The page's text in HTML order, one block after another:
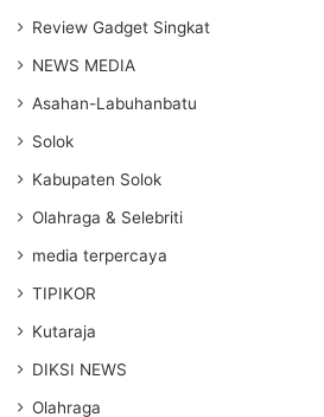
Review Gadget Singkat
NEWS MEDIA
Asahan-Labuhanbatu
Solok
Kabupaten Solok
Olahraga & Selebriti
media terpercaya
TIPIKOR
Kutaraja
DIKSI NEWS
Olahraga